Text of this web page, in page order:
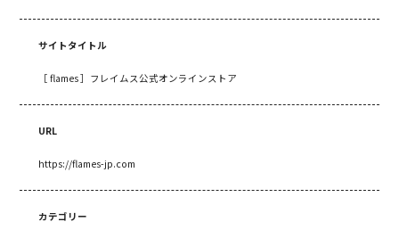
サイトタイトル
［ flames ］フレイムス公式オンラインストア
URL
https://flames-jp.com
カテゴリー